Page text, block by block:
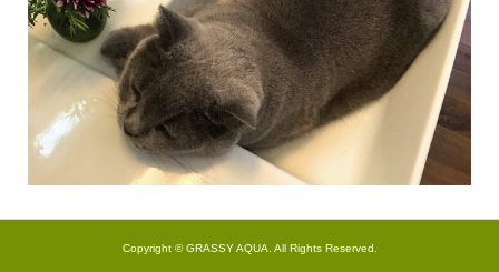
Copyright ©GRASSY AQUA. All Rights Reserved.